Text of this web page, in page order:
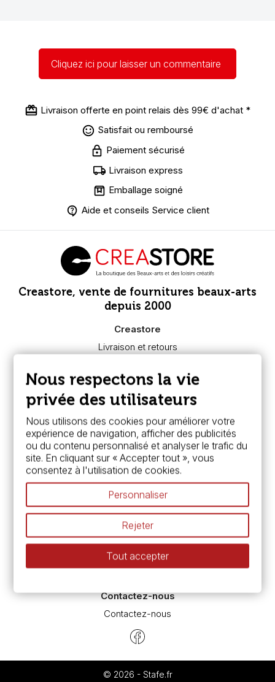
Cliquez ici pour laisser un commentaire
Livraison offerte en point relais dès 99€ d'achat *
Satisfait ou remboursé
Paiement sécurisé
Livraison express
Emballage soigné
Aide et conseils Service client
Creastore, vente de fournitures beaux-arts
depuis 2000
Creastore
Livraison et retours
Paiement sécurisé
FAQ
Boutique à Angers
Services
Carte fidélité & avantages
Chèque cadeau, bon cadeaux
Devis & bon de commande
Pass culture - mode d'emploi
Nos promotions en cours
Espace conseils
L’aquarelle en tubes ou en godets ?
Le vocabulaire technique de l’aquarelle
Différence entre peinture Fine et Extra-fine
Préparer une toile pour peinture à l'huile et acrylique
Contactez-nous
Contactez-nous
© 2026 - Stafe.fr
Nous respectons la vie
privée des utilisateurs
Nous utilisons des cookies pour améliorer votre
expérience de navigation, afficher des publicités
ou du contenu personnalisé et analyser le trafic du
site. En cliquant sur « Accepter tout », vous
consentez à l'utilisation de cookies.
Personnaliser
Rejeter
Tout accepter